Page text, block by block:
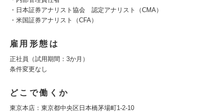
・日本証券アナリスト協会 認定アナリスト（CMA）
・米国証券アナリスト（CFA）
雇用形態は
正社員（試用期間：3か月）
条件変更なし
どこで働くか
東京本店：東京都中央区日本橋茅場町1-2-10